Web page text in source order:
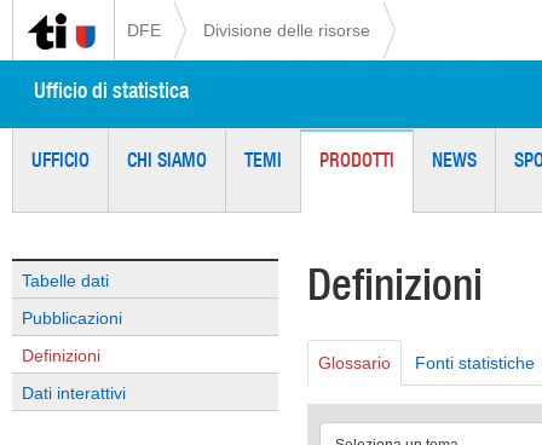
DFE Divisione delle risorse
Ufficio di statistica
UFFICIO CHI SIAMO TEMI PRODOTTI NEWS
Tabelle dati
Pubblicazioni
Definizioni
Dati interattivi
Definizioni
Glossario Fonti statistiche